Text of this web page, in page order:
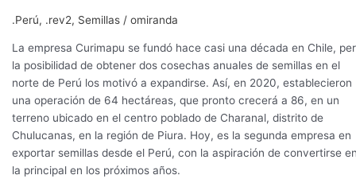
.Perú, .rev2, Semillas / omiranda
La empresa Curimapu se fundó hace casi una década en Chile,
la posibilidad de obtener dos cosechas anuales de semillas en el
norte de Perú los motivó a expandirse. Así, en 2020, establecieron
una operación de 64 hectáreas, que pronto crecerá a 86, en un
terreno ubicado en el centro poblado de Charanal, distrito de
Chulucanas, en la región de Piura. Hoy, es la segunda empresa en
exportar semillas desde el Perú, con la aspiración de convertirse
la principal en los próximos años.